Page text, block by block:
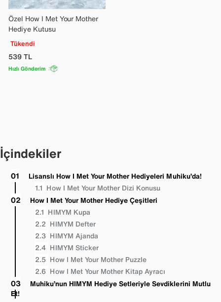
Özel How I Met Your Mother
Hediye Kutusu
Tükendi
539TL
Hızlı Gönderim
İçindekiler
Lisanslı How I Met Your Mother Hediyeleri Muhiku’da!
How I Met Your Mother Dizi Konusu
How I Met Your Mother Hediye Çeşitleri
HIMYM Kupa
HIMYM Defter
HIMYM Ajanda
HIMYM Sticker
How I Met Your Mother Puzzle
How I Met Your Mother Kitap Ayracı
Muhiku’nun HIMYM Hediye Setleriyle Sevdiklerini Mutlu
Et!